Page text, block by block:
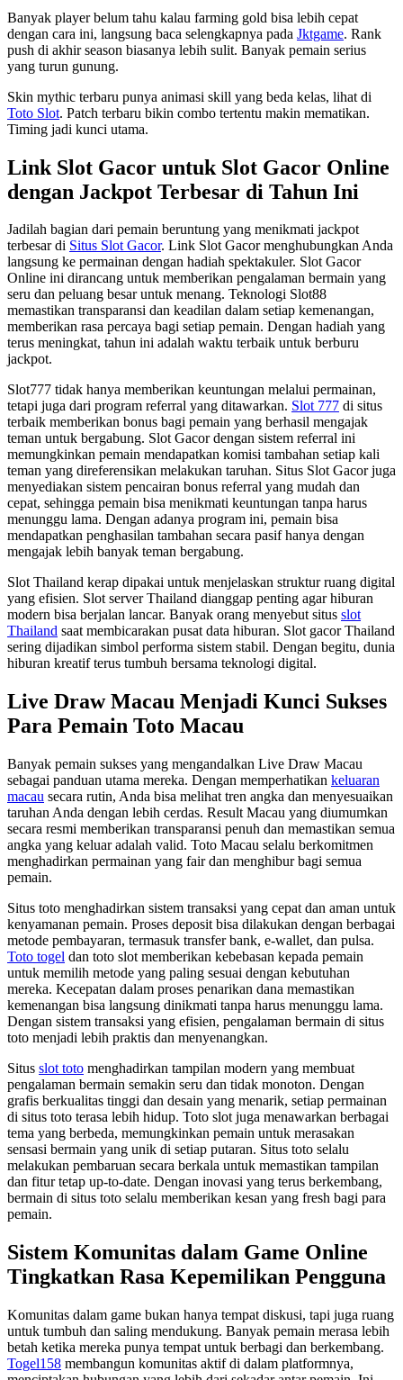
Banyak player belum tahu kalau farming gold bisa lebih cepat
dengan cara ini, langsung baca selengkapnya pada Jktgame. Rank
push di akhir season biasanya lebih sulit. Banyak pemain serius
yang turun gunung.
Skin mythic terbaru punya animasi skill yang beda kelas, lihat di
Toto Slot. Patch terbaru bikin combo tertentu makin mematikan.
Timing jadi kunci utama.
Link Slot Gacor untuk Slot Gacor Online
dengan Jackpot Terbesar di Tahun Ini
Jadilah bagian dari pemain beruntung yang menikmati jackpot
terbesar di Situs Slot Gacor. Link Slot Gacor menghubungkan Anda
langsung ke permainan dengan hadiah spektakuler. Slot Gacor
Online ini dirancang untuk memberikan pengalaman bermain yang
seru dan peluang besar untuk menang. Teknologi Slot88
memastikan transparansi dan keadilan dalam setiap kemenangan,
memberikan rasa percaya bagi setiap pemain. Dengan hadiah yang
terus meningkat, tahun ini adalah waktu terbaik untuk berburu
jackpot.
Slot777 tidak hanya memberikan keuntungan melalui permainan,
tetapi juga dari program referral yang ditawarkan. Slot 777 di situs
terbaik memberikan bonus bagi pemain yang berhasil mengajak
teman untuk bergabung. Slot Gacor dengan sistem referral ini
memungkinkan pemain mendapatkan komisi tambahan setiap kali
teman yang direferensikan melakukan taruhan. Situs Slot Gacor juga
menyediakan sistem pencairan bonus referral yang mudah dan
cepat, sehingga pemain bisa menikmati keuntungan tanpa harus
menunggu lama. Dengan adanya program ini, pemain bisa
mendapatkan penghasilan tambahan secara pasif hanya dengan
mengajak lebih banyak teman bergabung.
Slot Thailand kerap dipakai untuk menjelaskan struktur ruang digital
yang efisien. Slot server Thailand dianggap penting agar hiburan
modern bisa berjalan lancar. Banyak orang menyebut situs slot
Thailand saat membicarakan pusat data hiburan. Slot gacor Thailand
sering dijadikan simbol performa sistem stabil. Dengan begitu, dunia
hiburan kreatif terus tumbuh bersama teknologi digital.
Live Draw Macau Menjadi Kunci Sukses
Para Pemain Toto Macau
Banyak pemain sukses yang mengandalkan Live Draw Macau
sebagai panduan utama mereka. Dengan memperhatikan keluaran
macau secara rutin, Anda bisa melihat tren angka dan menyesuaikan
taruhan Anda dengan lebih cerdas. Result Macau yang diumumkan
secara resmi memberikan transparansi penuh dan memastikan semua
angka yang keluar adalah valid. Toto Macau selalu berkomitmen
menghadirkan permainan yang fair dan menghibur bagi semua
pemain.
Situs toto menghadirkan sistem transaksi yang cepat dan aman untuk
kenyamanan pemain. Proses deposit bisa dilakukan dengan berbagai
metode pembayaran, termasuk transfer bank, e-wallet, dan pulsa.
Toto togel dan toto slot memberikan kebebasan kepada pemain
untuk memilih metode yang paling sesuai dengan kebutuhan
mereka. Kecepatan dalam proses penarikan dana memastikan
kemenangan bisa langsung dinikmati tanpa harus menunggu lama.
Dengan sistem transaksi yang efisien, pengalaman bermain di situs
toto menjadi lebih praktis dan menyenangkan.
Situs slot toto menghadirkan tampilan modern yang membuat
pengalaman bermain semakin seru dan tidak monoton. Dengan
grafis berkualitas tinggi dan desain yang menarik, setiap permainan
di situs toto terasa lebih hidup. Toto slot juga menawarkan berbagai
tema yang berbeda, memungkinkan pemain untuk merasakan
sensasi bermain yang unik di setiap putaran. Situs toto selalu
melakukan pembaruan secara berkala untuk memastikan tampilan
dan fitur tetap up-to-date. Dengan inovasi yang terus berkembang,
bermain di situs toto selalu memberikan kesan yang fresh bagi para
pemain.
Sistem Komunitas dalam Game Online
Tingkatkan Rasa Kepemilikan Pengguna
Komunitas dalam game bukan hanya tempat diskusi, tapi juga ruang
untuk tumbuh dan saling mendukung. Banyak pemain merasa lebih
betah ketika mereka punya tempat untuk berbagi dan berkembang.
Togel158 membangun komunitas aktif di dalam platformnya,